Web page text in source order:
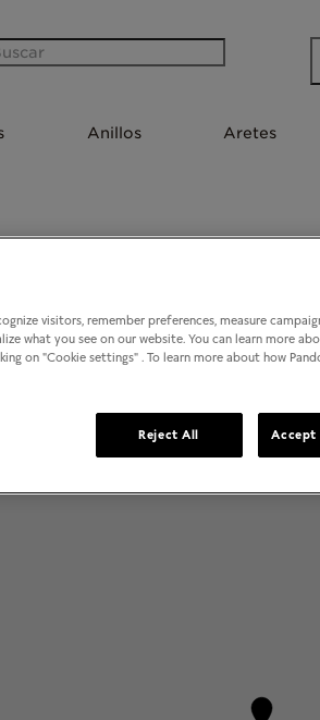
Buscar
Anillos Aretes
MONCLOVA COAHUILA
visitors, remember preferences, measure
what you see on our website. You can learn more
on "Cookie settings" . To learn more about how
Reject All Accept